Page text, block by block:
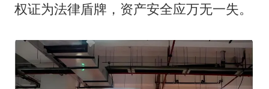
权证为法律盾牌，资产安全应万无一失。